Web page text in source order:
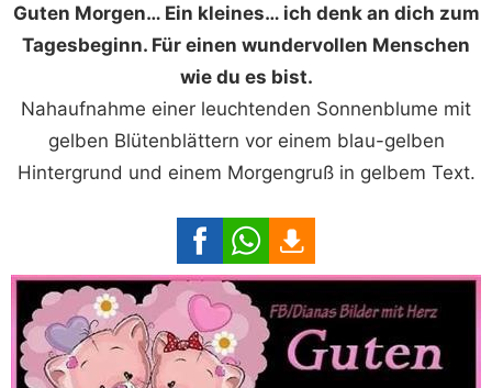
Guten Morgen… Ein kleines… ich denk an dich zum
Tagesbeginn. Für einen wundervollen Menschen
wie du es bist.
Nahaufnahme einer leuchtenden Sonnenblume mit
gelben Blütenblättern vor einem blau-gelben
Hintergrund und einem Morgengruß in gelbem Text.